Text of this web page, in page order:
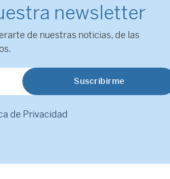
newsletter
de nuestras noticias, de las
de Privacidad